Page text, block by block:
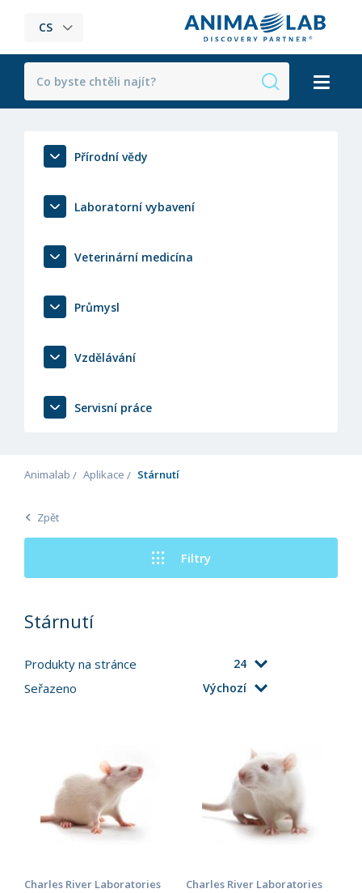
CS
Přírodní vědy
Laboratorní vybavení
Veterinární medicína
Průmysl
Vzdělávání
Servisní práce
Animalab Aplikace Stárnutí
Zpět
Filtry
Stárnutí
Produkty na stránce 24
Seřazeno Výchozí
Charles River Laboratories Charles River Laboratories